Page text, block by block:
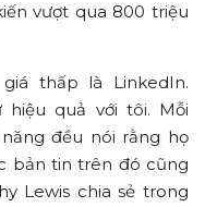
vượt qua 800 triệu
thấp là LinkedIn.
hiệu quả với tôi. Mỗi
đều nói rằng họ
bản tin trên đó cũng
Lewis chia sẻ trong